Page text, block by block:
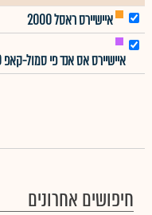
איישיירס ראסל 2000
איישיירס אס אנד פי סמול-קאפ 600 גרות'
חיפושים אחרונים